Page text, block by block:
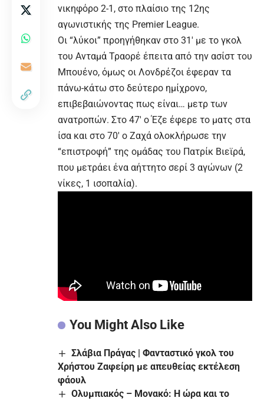
νικηφόρο 2-1, στο πλαίσιο της 12ης
αγωνιστικής της Premier League.
Οι “λύκοι” προηγήθηκαν στο 31′ με το γκολ
του Ανταμά Τραορέ έπειτα από την ασίστ του
Μπουένο, όμως οι Λονδρέζοι έφεραν τα
πάνω-κάτω στο δεύτερο ημίχρονο,
επιβεβαιώνοντας πως είναι… μετρ των
ανατροπών. Στο 47′ ο Έζε έφερε το ματς στα
ίσα και στο 70′ ο Ζαχά ολοκλήρωσε την
“επιστροφή” της ομάδας του Πατρίκ Βιεϊρά,
που μετράει ένα αήττητο σερί 3 αγώνων (2
νίκες, 1 ισοπαλία).
You Might Also Like
Σλάβια Πράγας | Φανταστικό γκολ του
Χρήστου Ζαφείρη με απευθείας εκτέλεση
φάουλ
Ολυμπιακός – Μονακό: Η ώρα και το